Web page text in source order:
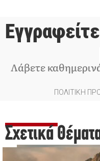
Λάβετε
ΠΟΛΙΤΙΚΗ
Σχετικά